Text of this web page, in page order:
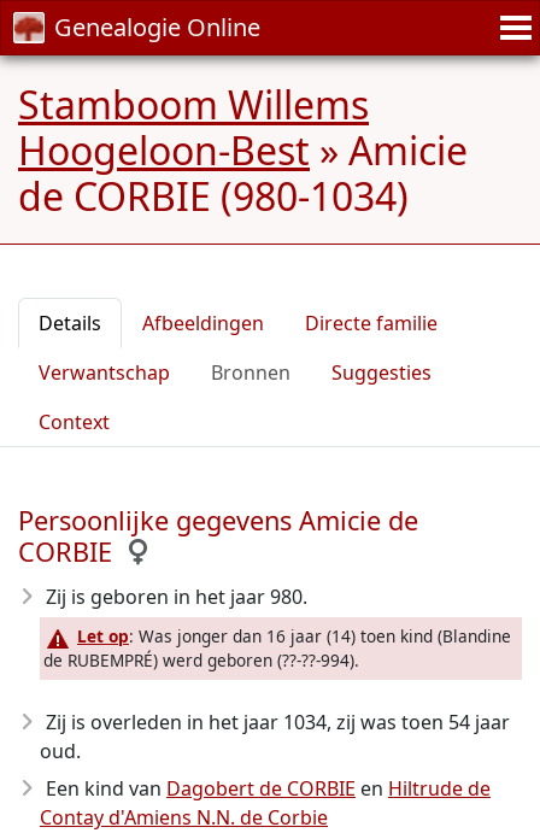
Genealogie Online
Stamboom Willems
Hoogeloon-Best » Amicie
de CORBIE (980-1034)
Details Afbeeldingen
Directe familie
Verwantschap
Bronnen
Suggesties
Context
Persoonlijke gegevens Amicie de
CORBIE
Zij is geboren in het jaar 980.
Let op: Was jonger dan 16 jaar (14) toen kind (Blandine
de RUBEMPRÉ) werd geboren (??-??-994).
Zij is overleden in het jaar 1034, zij was toen 54 jaar
oud.
Een kind van Dagobert de CORBIE en Hiltrude de
Contay d'Amiens N.N. de Corbie